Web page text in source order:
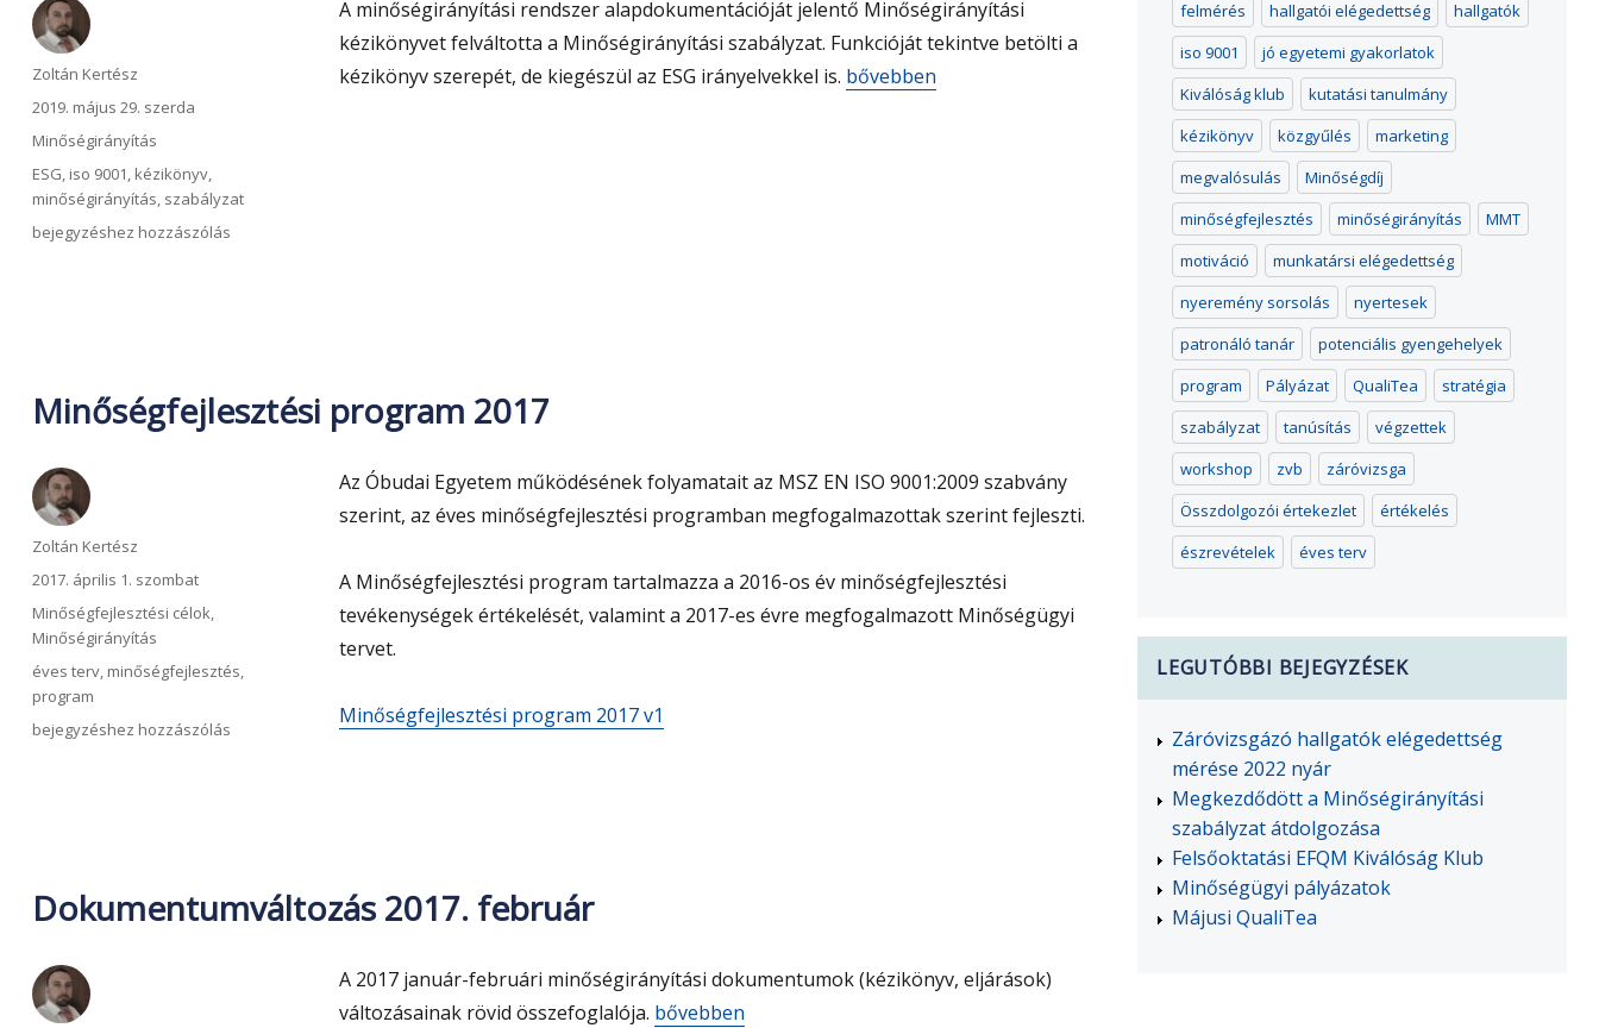
A minőségirányítási rendszer alapdokumentációját jelentő Minőségirányítási
kézikönyvet felváltotta a Minőségirányítási szabályzat. Funkcióját tekintve betölti a
kézikönyv szerepét, de kiegészül az ESG irányelvekkel is. „Elérhető a Minőségirányítási szabályzat”
bővebben
Szerző
Zoltán Kertész
Közzétéve
2019. május 29. szerda
Kategória
Minőségirányítás
Címke
ESG, iso 9001, kézikönyv,
minőségirányítás, szabályzat
Elérhető
bejegyzéshez hozzászólás
Minőségfejlesztési program 2017
Az Óbudai Egyetem működésének folyamatait az MSZ EN ISO 9001:2009 szabvány
szerint, az éves minőségfejlesztési programban megfogalmazottak szerint fejleszti.
A Minőségfejlesztési program tartalmazza a 2016-os év minőségfejlesztési
tevékenységek értékelését, valamint a 2017-es évre megfogalmazott Minőségügyi
tervet.
Minőségfejlesztési program 2017 v1
Szerző
Zoltán Kertész
Közzétéve
2017. április 1. szombat
Kategória
Minőségfejlesztési célok,
Minőségirányítás
Címke
éves terv, minőségfejlesztés,
program
Minőségfejlesztési
bejegyzéshez hozzászólás
Dokumentumváltozás 2017. február
A 2017 január-februári minőségirányítási dokumentumok (kézikönyv, eljárások)
változásainak rövid összefoglalója. „Dokumentumváltozás 2017. február”
bővebben
felmérés
hallgatói elégedettség
hallgatók
iso 9001
jó egyetemi gyakorlatok
Kiválóság klub
kutatási tanulmány
kézikönyv
közgyűlés
marketing
megvalósulás
Minőségdíj
minőségfejlesztés
minőségirányítás
MMT
motiváció
munkatársi elégedettség
nyeremény sorsolás
nyertesek
patronáló tanár
potenciális gyengehelyek
program
Pályázat QualiTea
stratégia
szabályzat
tanúsítás
végzettek
workshop
zvb
záróvizsga
Összdolgozói értekezlet
értékelés
észrevételek
éves terv
LEGUTÓBBI BEJEGYZÉSEK
Záróvizsgázó hallgatók elégedettség
mérése 2022 nyár
Megkezdődött a Minőségirányítási
szabályzat átdolgozása
Felsőoktatási EFQM Kiválóság Klub
Minőségügyi pályázatok
Májusi QualiTea